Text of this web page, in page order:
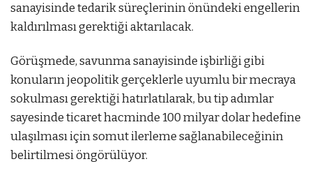
sanayisinde tedarik süreçlerinin önündeki engellerin
kaldırılması gerektiği aktarılacak.
Görüşmede, savunma sanayisinde işbirliği gibi
konuların jeopolitik gerçeklerle uyumlu bir mecraya
sokulması gerektiği hatırlatılarak, bu tip adımlar
sayesinde ticaret hacminde 100 milyar dolar hedefine
ulaşılması için somut ilerleme sağlanabileceğinin
belirtilmesi öngörülüyor.